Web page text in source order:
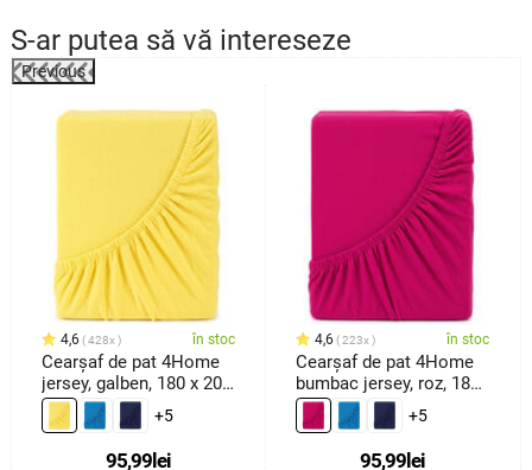
S-ar putea să vă intereseze
Previous
4,6 428x în stoc
Cearşaf de pat 4Home
jersey, galben, 180 x 200
cm
+5
95,99lei
4,6 223x în stoc
Cearşaf de pat 4Home
bumbac jersey, roz, 180
x 200 cm
+5
95,99lei